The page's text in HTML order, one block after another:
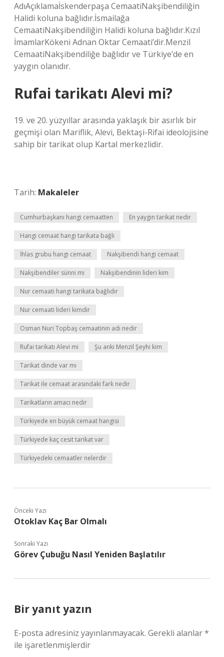
AdıAçıklamaİskenderpaşa CemaatiNakşibendiliğin
Halidi koluna bağlıdır.İsmailağa
CemaatiNakşibendiliğin Halidi koluna bağlıdır.Kızıl
İmamlarKökeni Adnan Oktar Cemaati’dir.Menzil
CemaatiNakşibendiliğe bağlıdır ve Türkiye’de en
yaygın olanıdır.
Rufai tarikatı Alevi mi?
19. ve 20. yüzyıllar arasında yaklaşık bir asırlık bir
geçmişi olan Mariflik, Alevi, Bektaşi-Rifai ideolojisine
sahip bir tarikat olup Kartal merkezlidir.
Tarih: Makaleler
Cumhurbaşkanı hangi cemaatten En yaygın tarikat nedir
Hangi cemaat hangi tarikata bağlı
İhlas grubu hangi cemaat Nakşibendi hangi cemaat
Nakşibendiler sünni mi Nakşibendinin lideri kim
Nur cemaati hangi tarikata bağlıdır
Nur cemaati lideri kimdir
Osman Nuri Topbaş cemaatinin adı nedir
Rufai tarikatı Alevi mi Şu anki Menzil Şeyhi kim
Tarikat dinde var mı
Tarikat ile cemaat arasındaki fark nedir
Tarikatların amacı nedir
Türkiyede en büyük cemaat hangisi
Türkiyede kaç cesit tarikat var
Türkiyedeki cemaatler nelerdir
Önceki Yazı
Otoklav Kaç Bar Olmalı
Sonraki Yazı
Görev Çubuğu Nasıl Yeniden Başlatılır
Bir yanıt yazın
E-posta adresiniz yayınlanmayacak. Gerekli alanlar*
ile işaretlenmişlerdir